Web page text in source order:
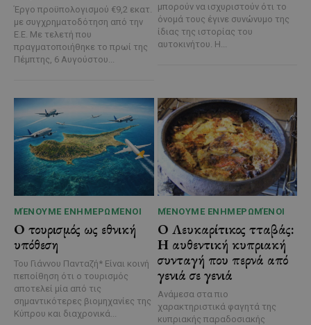
Έργο προϋπολογισμού €9,2 εκατ.
με συγχρηματοδότηση από την
Ε.Ε. Με τελετή που
πραγματοποιήθηκε το πρωί της
Πέμπτης, 6 Αυγούστου...
μπορούν να ισχυριστούν ότι το
όνομά τους έγινε συνώνυμο της
ίδιας της ιστορίας του
αυτοκινήτου. Η...
ΜΈΝΟΥΜΕ ΕΝΗΜΕΡΩΜΈΝΟΙ
Ο τουρισμός ως εθνική
υπόθεση
Του Γιάννου Πανταζή* Είναι κοινή
πεποίθηση ότι ο τουρισμός
αποτελεί μία από τις
σημαντικότερες βιομηχανίες της
Κύπρου και διαχρονικά...
ΜΈΝΟΥΜΕ ΕΝΗΜΕΡΩΜΈΝΟΙ
Ο Λευκαρίτικος τταβάς:
Η αυθεντική κυπριακή
συνταγή που περνά από
γενιά σε γενιά
Ανάμεσα στα πιο
χαρακτηριστικά φαγητά της
κυπριακής παραδοσιακής